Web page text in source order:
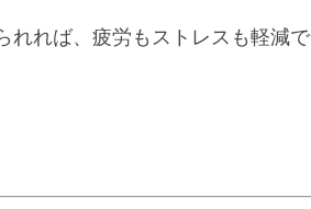
れれば、疲労もストレスも軽減で